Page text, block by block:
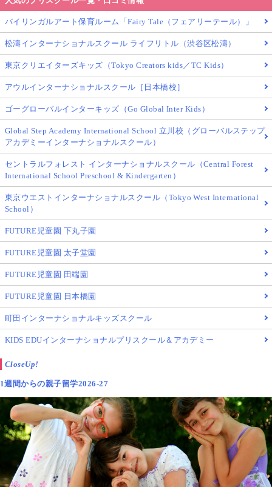
バイリンガルアート保育ルーム「Fairy Tale（フェアリーテール）」
松濤インターナショナルスクール ライフリトル（渋谷区松濤）
東京クリエイターズキッズ（Tokyo Creators kids／TC Kids）
アウルインターナショナルスクール［日本橋校］
ゴーグローバルインターキッズ（Go Global Inter Kids）
Global Step Academy International School 立川校（グローバルステップ
アカデミーインターナショナルスクール）
セントラルフォレスト インターナショナルスクール（Central Forest
International School Preschool & Kindergarten）
東京ウエストインターナショナルスクール（Tokyo West International
School）
FUTURE児童園 下丸子園
FUTURE児童園 太子堂園
FUTURE児童園 田端園
FUTURE児童園 日本橋園
町田インターナショナルキッズスクール
KIDS EDUインターナショナルプリスクール＆アカデミー
CloseUp!
1週間からの親子留学2026-27